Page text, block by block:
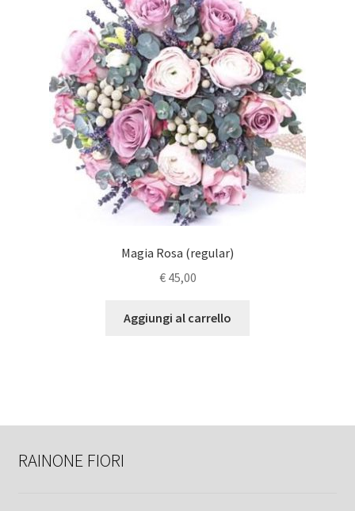
Magia Rosa (regular)
€45,00
Aggiungi al carrello
RAINONE FIORI